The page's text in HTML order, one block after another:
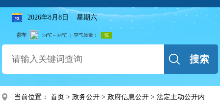
2026年8月8日 星期六
搜索
当前位置：首页 >政务公开 >政府信息公开 >法定主动公开内